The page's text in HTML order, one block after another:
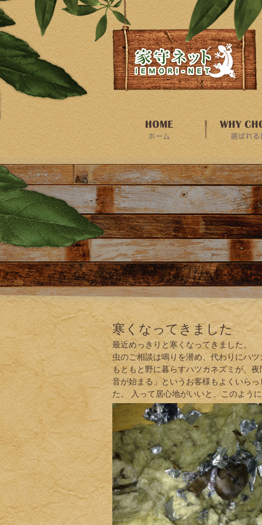
寒くなってきました
最近めっきりと寒くなってきました。
虫のご相談は鳴りを潜め、代わりにハ
もともと野に暮らすハツカネズミが、
音が始まる」というお客様もよくいら
た。 入って居心地がいいと、このよう